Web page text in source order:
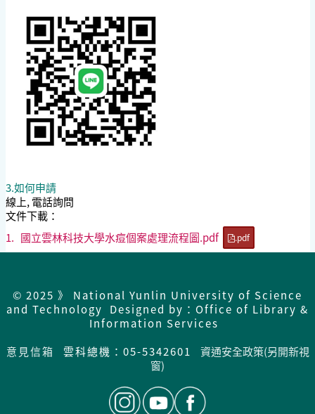
3.如何申請
線上, 電話詢問
文件下載：
1. 國立雲林科技大學水痘個案處理流程圖.pdf .pdf
© 2025 》 National Yunlin University of Science
and Technology Designed by：Office of Library &
Information Services
意見信箱
雲科總機：05-5342601
資通安全政策(另開新視
窗)